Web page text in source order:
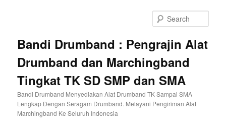
Bandi Drumband : Pengrajin Alat
Drumband dan Marchingband
Tingkat TK SD SMP dan SMA
Bandi Drumband Menyediakan Alat Drumband TK Sampai SMA
Lengkap Dengan Seragam Drumband. Melayani Pengiriman Alat
Marchingband Ke Seluruh Indonesia